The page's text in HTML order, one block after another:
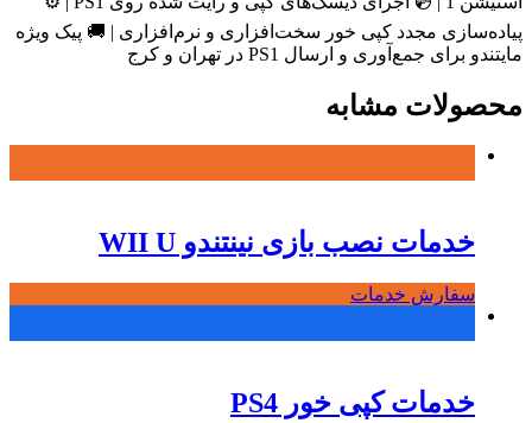
پیاده‌سازی مجدد کپی خور سخت‌افزاری و نرم‌افزاری | 🚚 پیک ویژه
مایتندو برای جمع‌آوری و ارسال PS1 در تهران و کرج
محصولات مشابه
خدمات نصب بازی نینتندو WII U
سفارش خدمات
خدمات کپی خور PS4